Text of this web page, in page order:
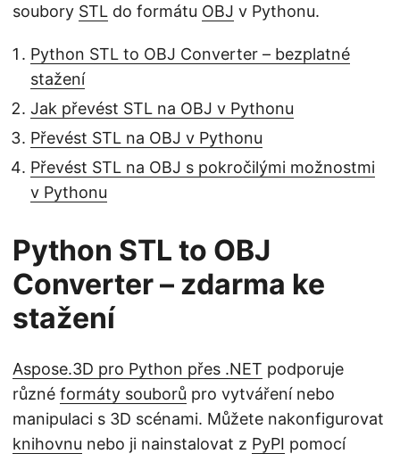
soubory STL do formátu OBJ v Pythonu.
Python STL to OBJ Converter – bezplatné
stažení
Jak převést STL na OBJ v Pythonu
Převést STL na OBJ v Pythonu
Převést STL na OBJ s pokročilými možnostmi
v Pythonu
Python STL to OBJ
Converter – zdarma ke
stažení
Aspose.3D pro Python přes .NET podporuje
různé formáty souborů pro vytváření nebo
manipulaci s 3D scénami. Můžete nakonfigurovat
knihovnu nebo ji nainstalovat z PyPI pomocí